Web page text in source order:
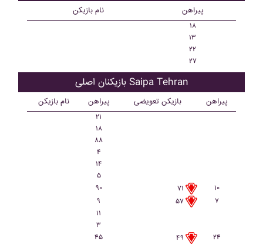
نام بازیکن پیراهن
۱۸
۱۳
۲۲
۲۷
بازیکنان اصلی Saipa Tehran
نام بازیکن پیراهن بازیکن تعویضی پیراهن
۲۱
۱۸
۸۸
۴
۱۴
۵
۹۰
۷۱
۱۰
۹
۵۷
۷
۱۱
۳
۴۵
۴۹ ۲۴